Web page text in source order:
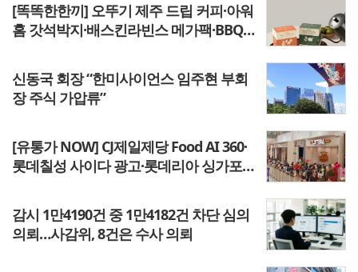
[똑똑한한끼] 오뚜기 제주 드립 커피·아워
홈 갓석박지·배스킨라빈스 메가팩·BBQ
신동국 회장 “한미사이언스 임주현 부회
장 주식 가압류”
[유통가 NOW] CJ제일제당 Food AI 360·
롯데칠성 사이다 광고·롯데리아 싱가포
감시 1만4190건 중 1만4182건 차단 심의
의뢰…사감위, 8건은 수사 의뢰